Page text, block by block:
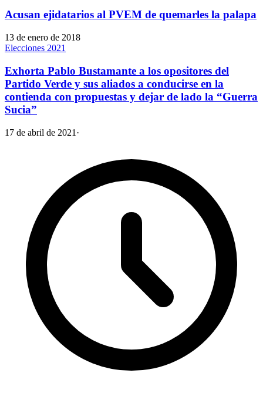
Acusan ejidatarios al PVEM de quemarles la palapa
13 de enero de 2018
Elecciones 2021
Exhorta Pablo Bustamante a los opositores del
Partido Verde y sus aliados a conducirse en la
contienda con propuestas y dejar de lado la “Guerra
Sucia”
17 de abril de 2021 ·